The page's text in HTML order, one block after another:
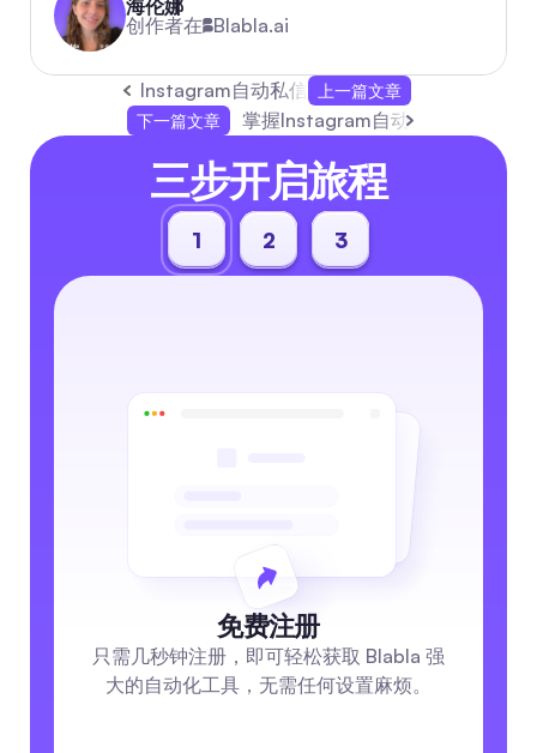
海伦娜
创作者在 Blabla.ai
Instagram自动私信：省时提升互动
上一篇文章
下一篇文章
掌握Instagram自动评论，提升互
三步开启旅程
1 2 3
免费注册
只需几秒钟注册，即可轻松获取 Blabla 强
大的自动化工具，无需任何设置麻烦。